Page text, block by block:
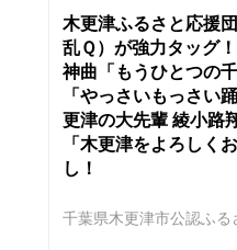
木更津ふるさと応援
乱Ｑ）が強力タッグ
神曲「もうひとつの
「やっさいもっさい
更津の大先輩 綾小路
「木更津をよろしく
し！
千葉県木更津市公認ふる